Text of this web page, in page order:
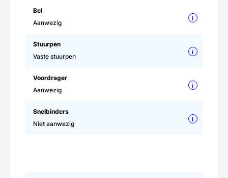
Bel
Aanwezig
i
Stuurpen
Vaste stuurpen
i
Voordrager
Aanwezig
i
Snelbinders
Niet aanwezig
i